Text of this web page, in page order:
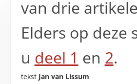
van drie
Elders op deze
u deel 1 en 2.
tekst Jan van Lissum